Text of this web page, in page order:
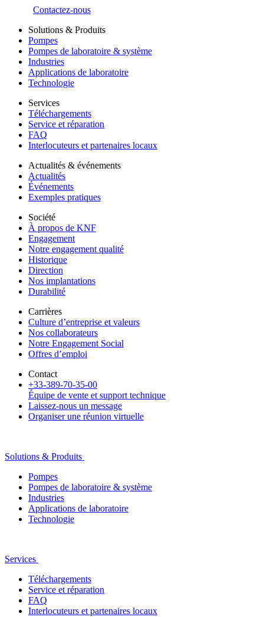
Contactez-nous
Solutions & Produits
Pompes
Pompes de laboratoire & système
Industries
Applications de laboratoire
Technologie
Services
Téléchargements
Service et réparation
FAQ
Interlocuteurs et partenaires locaux
Actualités & événements
Actualités
Événements
Exemples pratiques
Société
À propos de KNF
Engagement
Notre engagement qualité
Historique
Direction
Nos implantations
Durabilité
Carrières
Culture d’entreprise et valeurs
Nos collaborateurs
Notre Engagement Social
Offres d’emploi
Contact
+33-389-70-35-00
Équipe de vente et support technique
Laissez-nous un message
Organiser une réunion virtuelle
Solutions & Produits
Pompes
Pompes de laboratoire & système
Industries
Applications de laboratoire
Technologie
Services
Téléchargements
Service et réparation
FAQ
Interlocuteurs et partenaires locaux